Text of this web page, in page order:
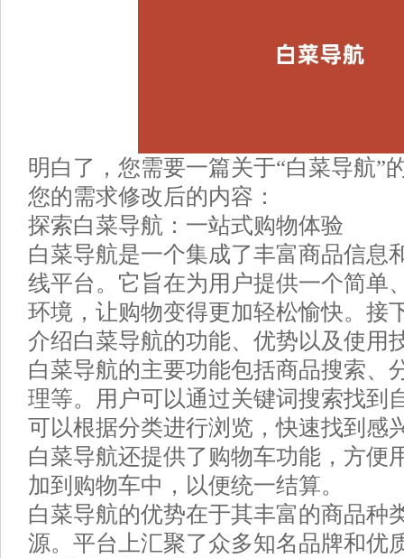
明白了，您需要一篇关于“白菜导航”
您的需求修改后的内容：
探索白菜导航：一站式购物体验
白菜导航是一个集成了丰富商品信息
线平台。它旨在为用户提供一个简单
环境，让购物变得更加轻松愉快。接
介绍白菜导航的功能、优势以及使用
白菜导航的主要功能包括商品搜索、
理等。用户可以通过关键词搜索找到
可以根据分类进行浏览，快速找到感
白菜导航还提供了购物车功能，方便
加到购物车中，以便统一结算。
白菜导航的优势在于其丰富的商品种
源。平台上汇聚了众多知名品牌和优